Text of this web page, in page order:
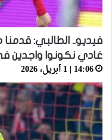
فيديو.. الطالبي: قدمنا
غادي نكونوا واجدين
14:06 | 1 أبريل، 2026